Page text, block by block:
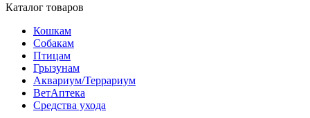
Каталог товаров
Кошкам
Собакам
Птицам
Грызунам
Аквариум/Террариум
ВетАптека
Средства ухода